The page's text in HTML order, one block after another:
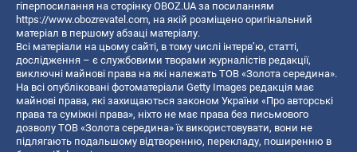
гіперпосилання на сторінку OBOZ.UA за посиланням
https://www.obozrevatel.com, на якій розміщено оригінальний
матеріал в першому абзаці матеріалу.
Всі матеріали на цьому сайті, в тому числі інтерв’ю, статті,
дослідження – є службовими творами журналістів редакції,
виключні майнові права на які належать ТОВ «Золота середина».
На всі опубліковані фотоматеріали Getty Images редакція має
майнові права, які захищаються законом України «Про авторські
права та суміжні права», ніхто не має права без письмового
дозволу ТОВ «Золота середина» їх використовувати, вони не
підлягають подальшому відтворенню, перекладу, поширенню в